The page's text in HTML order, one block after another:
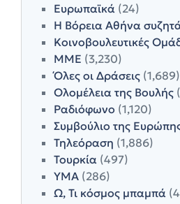
Ευρωπαϊκά (24)
Η Βόρεια Αθήνα
Κοινοβουλευτικές
ΜΜΕ (3,230)
Όλες οι Δράσεις (1,689)
Ολομέλεια της Βουλής
Ραδιόφωνο (1,120)
Συμβούλιο της
Τηλεόραση (1,886)
Τουρκία (497)
ΥΜΑ (286)
Ω, Τι κόσμος μπαμπά